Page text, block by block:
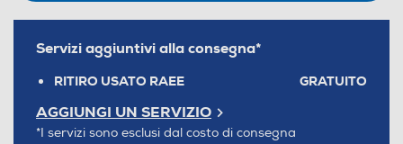
Servizi aggiuntivi alla consegna*
RITIRO USATO RAEE GRATUITO
AGGIUNGI UN SERVIZIO
*I servizi sono esclusi dal costo di consegna